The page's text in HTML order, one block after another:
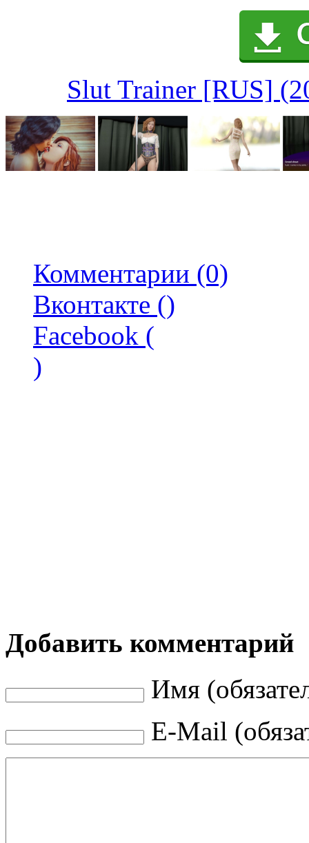
Slut Trainer [RUS]
Комментарии (0)
Вконтакте ()
Facebook (
)
Добавить комментарий
Имя
E-Mail